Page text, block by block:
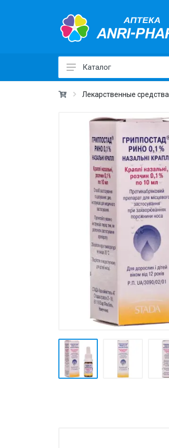
Каталог
Лекарственные средства ›
Лечебная косметика ›
Красота и уход ›
Витамины и добавки ›
Ежедневная гигиена ›
Для детей и мам ›
Товары для дома ›
Косметика CODERMA KIDS
Лекарственные средства